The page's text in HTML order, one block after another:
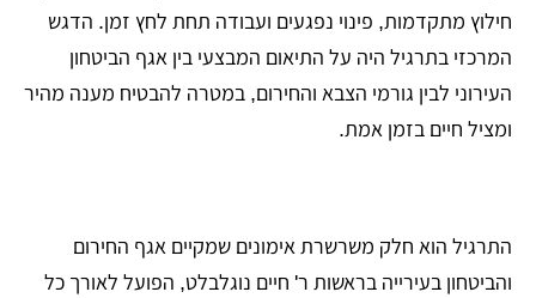
חילוץ מתקדמות, פינוי נפגעים ועבודה תחת לחץ זמן. הדגש
המרכזי בתרגיל היה על התיאום המבצעי בין אגף הביטחון
העירוני לבין גורמי הצבא והחירום, במטרה להבטיח מענה מהיר
ומציל חיים בזמן אמת.
התרגיל הוא חלק משרשרת אימונים שמקיים אגף החירום
והביטחון בעירייה בראשות ר' חיים נוגלבלט, הפועל לאורך כל